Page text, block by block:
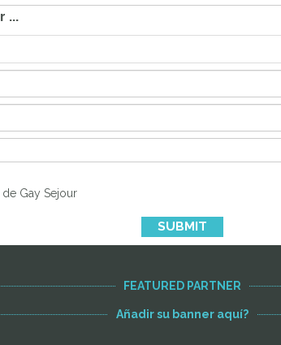
...
Gay Sejour
SUBMIT
FEATURED PARTNER
Añadir su banner aquí?